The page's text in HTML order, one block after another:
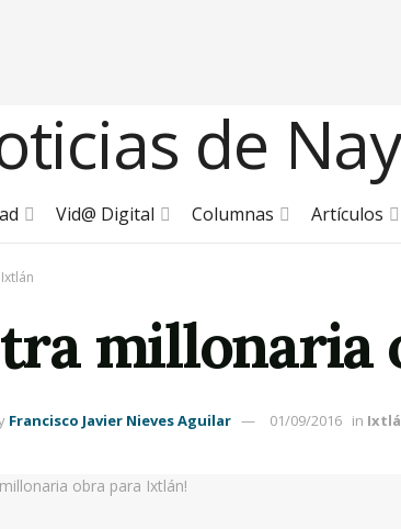
Vid@ Digital Columnas Artículos
Ixtlán
millonaria
Francisco Javier Nieves Aguilar 01/09/2016 in